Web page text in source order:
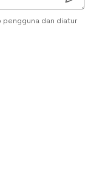
pengguna dan diatur